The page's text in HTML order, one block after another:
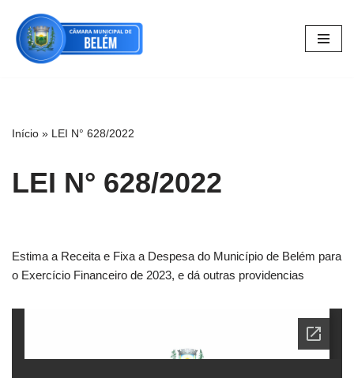
Pular
para
Início » LEI N° 628/2022
LEI N° 628/2022
Estima a Receita e Fixa a Despesa do Município de Belém para
o Exercício Financeiro de 2023, e dá outras providencias